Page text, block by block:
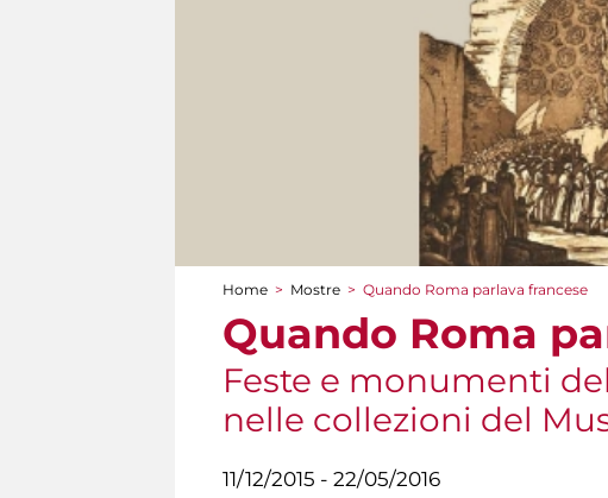
Tu sei qui
Home > Mostre > Quando Roma parlava francese
Quando Roma
Feste e monumenti
nelle collezioni del
11/12/2015 - 22/05/2016